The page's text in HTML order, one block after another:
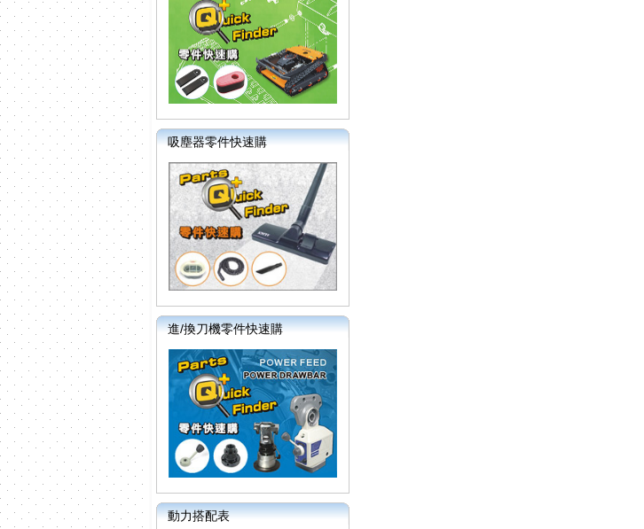
吸塵器零件快速購
進/換刀機零件快速購
動力搭配表